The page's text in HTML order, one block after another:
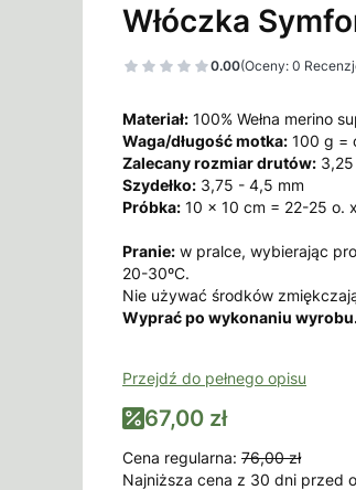
Włóczka
0.00(Oceny: 0
Materiał: 100% Wełna merino
Waga/długość motka: 100 g =
Zalecany rozmiar drutów:
Szydełko: 3,75 - 4,5 mm
Próbka: 10 x 10 cm = 22-25 o.
Pranie: w pralce, wybierając
20-30ºC.
Nie używać środków
Wyprać po wykonaniu
Przejdź do pełnego opisu
67,00 zł
Cena regularna: 76,00 zł
Najniższa cena z 30 dni przed